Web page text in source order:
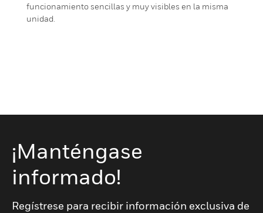
funcionamiento sencillas y muy visibles en la misma
unidad.
¡Manténgase
informado!
Regístrese para recibir información exclusiva de